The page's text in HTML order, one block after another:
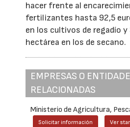
hacer frente al
fertilizantes hasta 92,5
en los cultivos de regadío
hectárea en los de secano.
EMPRESAS O
RELACIONADAS
Ministerio de Agricultura,
Solicitar información Ver